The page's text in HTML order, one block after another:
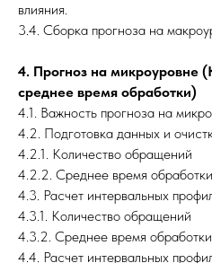
влияния.
3.4. Сборка прогноза на
4. Прогноз на микроуровне
среднее время обработки)
4.1. Важность прогноза на
4.2. Подготовка данных и
4.2.1. Количество обращений
4.2.2. Среднее время обработки
4.3. Расчет интервальных
4.3.1. Количество обращений
4.3.2. Среднее время обработки
4.4. Расчет интервальных